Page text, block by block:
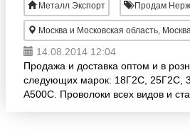
Металл Экспорт Продам
Москва и Московская область,
14.08.2014 12:04
Продажа и доставка оптом и в
следующих марок: 18Г2С, 25Г2С,
А500С. Проволоки всех видов и